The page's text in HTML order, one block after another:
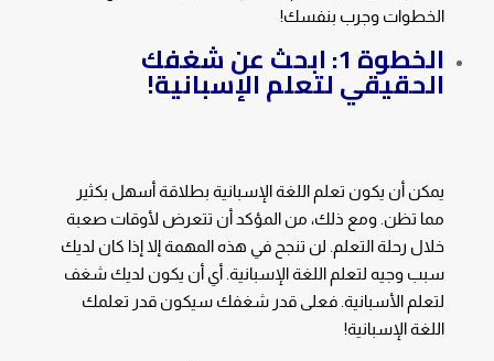
الخطوات وجرب بنفسك!
الخطوة 1: ابحث عن شغفك
الحقيقي لتعلم الإسبانية!
يمكن أن يكون تعلم اللغة الإسبانية بطلاقة أسهل بكثير
مما تظن. ومع ذلك، من المؤكد أن تتعرض لأوقات صعبة
خلال رحلة التعلم. لن تنجح في هذه المهمة إلا إذا كان لديك
سبب وجيه لتعلم اللغة الإسبانية. أي أن يكون لديك شغف
لتعلم الأسبانية. فعلى قدر شغفك سيكون قدر تعلمك
اللغة الإسبانية!